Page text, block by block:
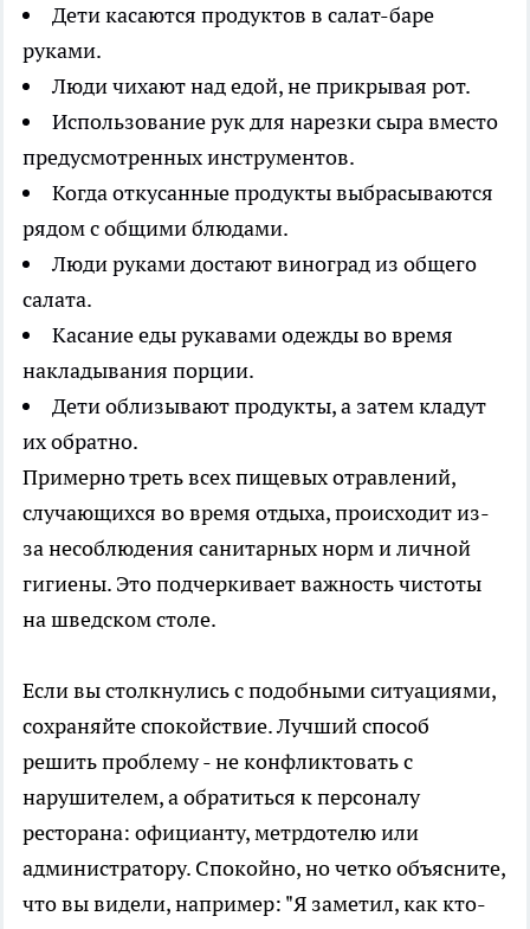
Дети касаются продуктов в салат-баре
руками.
Люди чихают над едой, не прикрывая рот.
Использование рук для нарезки сыра вместо
предусмотренных инструментов.
Когда откусанные продукты выбрасываются
рядом с общими блюдами.
Люди руками достают виноград из общего
салата.
Касание еды рукавами одежды во время
накладывания порции.
Дети облизывают продукты, а затем кладут
их обратно.
Примерно треть всех пищевых отравлений,
случающихся во время отдыха, происходит из-
за несоблюдения санитарных норм и личной
гигиены. Это подчеркивает важность чистоты
на шведском столе.
Если вы столкнулись с подобными ситуациями,
сохраняйте спокойствие. Лучший способ
решить проблему - не конфликтовать с
нарушителем, а обратиться к персоналу
ресторана: официанту, метрдотелю или
администратору. Спокойно, но четко объясните,
что вы видели, например: "Я заметил, как кто-